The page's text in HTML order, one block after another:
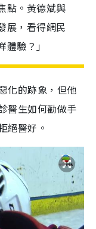
點。黃德斌與
展，看得網民
驗？」
化的跡象，但他
醫生如何勸做手
絕醫好。